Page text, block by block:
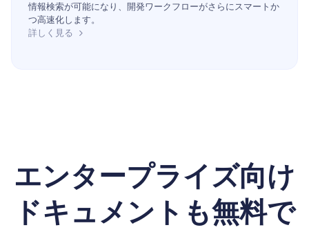
情報検索が可能になり、開発ワークフローがさらにスマートか
つ高速化します。
詳しく見る
エンタープライズ向け
ドキュメントも無料で